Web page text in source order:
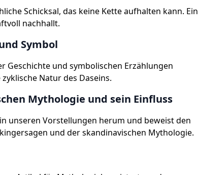
Schicksal, das keine Kette aufhalten kann. Ein
nachhallt.
Symbol
Geschichte und symbolischen Erzählungen
Natur des Daseins.
Mythologie und sein Einfluss
unseren Vorstellungen herum und beweist den
und der skandinavischen Mythologie.